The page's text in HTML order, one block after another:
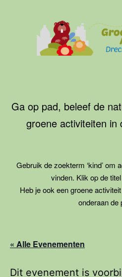
Drechtsteden
Ga op pad, beleef de
groene activiteiten in
Gebruik de zoekterm ‘kind’ om
vinden. Klik op de
Heb je ook een groene
onderaan de
« Alle Evenementen
Dit evenement is